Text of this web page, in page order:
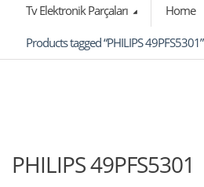
Tv Elektronik Parçaları
Home
Products tagged “PHILIPS 49PFS5301”
PHILIPS 49PFS5301